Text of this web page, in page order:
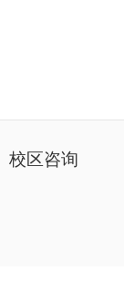
校区咨询